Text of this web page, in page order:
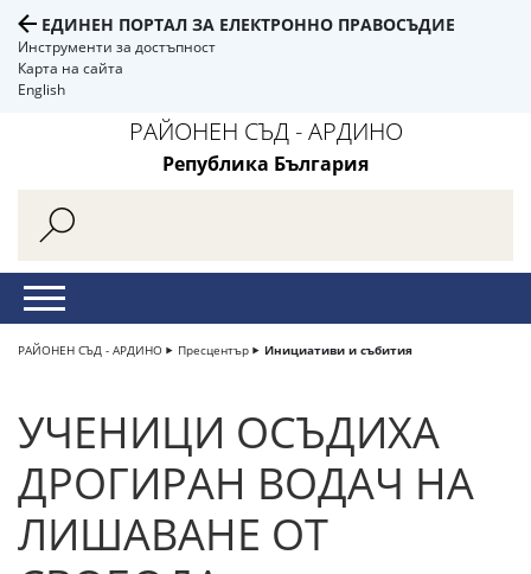
ЕДИНЕН ПОРТАЛ ЗА ЕЛЕКТРОННО ПРАВОСЪДИЕ
Инструменти за достъпност
Карта на сайта
English
РАЙОНЕН СЪД - АРДИНО
Република България
РАЙОНЕН СЪД - АРДИНО Пресцентър Инициативи и събития
УЧЕНИЦИ ОСЪДИХА
ДРОГИРАН ВОДАЧ НА
ЛИШАВАНЕ ОТ